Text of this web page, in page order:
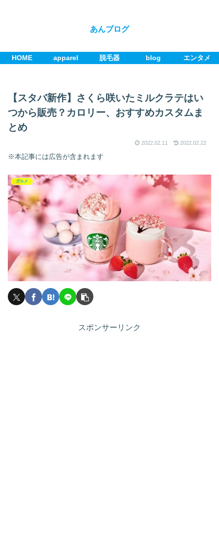
あんブログ
HOME apparel 脱毛器 blog エンタメ
【スタバ新作】さくら咲いたミルクラテはい
つから販売？カロリー、おすすめカスタムま
とめ
2022.02.11 2022.02.22
※本記事には広告が含まれます
グルメ
スポンサーリンク